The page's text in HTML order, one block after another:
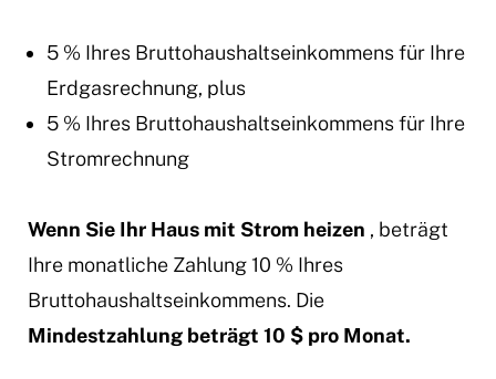
5 % Ihres Bruttohaushaltseinkommens für Ihre
Erdgasrechnung, plus
5 % Ihres Bruttohaushaltseinkommens für Ihre
Stromrechnung
Wenn Sie Ihr Haus mit Strom heizen , beträgt
Ihre monatliche Zahlung 10 % Ihres
Bruttohaushaltseinkommens. Die
Mindestzahlung beträgt 10 $ pro Monat.